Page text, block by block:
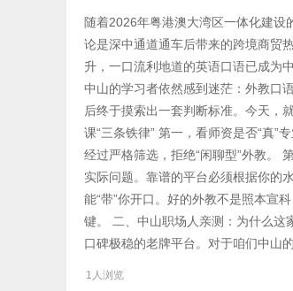
随着2026年粤港澳大湾区一体化建
论是深中通道通车后带来的跨境商贸
升，一口流利地道的英语口语已成为
中山的学习者依然感到迷茫：外教口
后终于摸索出一套判断标准。今天，
课“三条铁律” 第一，看师资是否“真”
经过严格筛选，拒绝“闲聊型”外教。
实际问题。靠谱的平台必须根据你的
能“带”你开口。好的外教不是照本宣
键。 二、中山职场人亲测：为什么这
口碑极稳的老牌平台。对于咱们中山
1人浏览